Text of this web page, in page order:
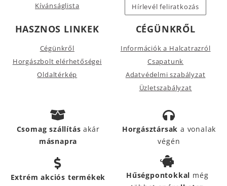
Kívánságlista
Hírlevél feliratkozás
HASZNOS LINKEK
Cégünkről
Horgászbolt elérhetőségei
Oldaltérkép
CÉGÜNKRŐL
Információk a Halcatrazról
Csapatunk
Adatvédelmi szabályzat
Üzletszabályzat
Csomag szállításakár
másnapra
Horgásztársak a vonalak
végén
Extrém akciós termékek Hűségpontokkal még